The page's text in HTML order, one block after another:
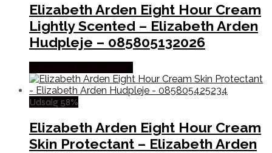
Elizabeth Arden Eight Hour Cream
Lightly Scented – Elizabeth Arden
Hudpleje – 085805132026
Udsalg 58%
Elizabeth Arden Eight Hour Cream
Skin Protectant – Elizabeth Arden